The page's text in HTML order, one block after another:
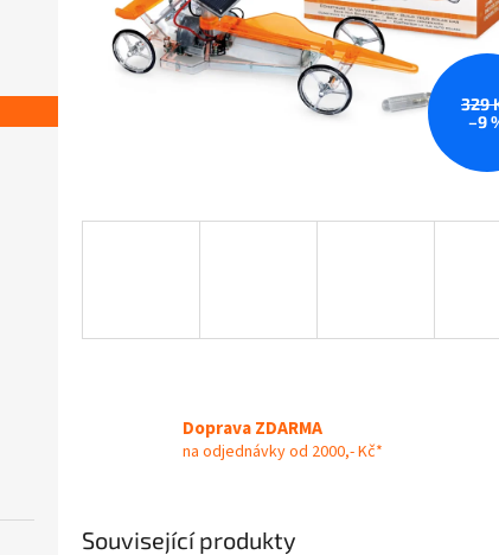
329
–9
Doprava ZDARMA
na odjednávky od 2000,- Kč*
Související produkty